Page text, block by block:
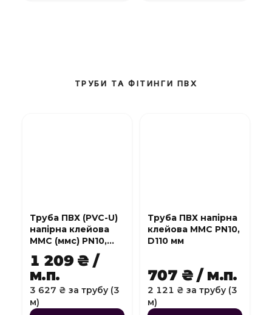
ТРУБИ ТА ФІТИНГИ ПВХ
Труба ПВХ (PVC-U)
напірна клейова
MMC (ммс) PN10,
1 209 ₴ /
м.п.
3 627 ₴ за трубу (3
м)
Труба ПВХ напірна
клейова MMC PN10,
D110 мм
707 ₴ / м.п.
2 121 ₴ за трубу (3
м)